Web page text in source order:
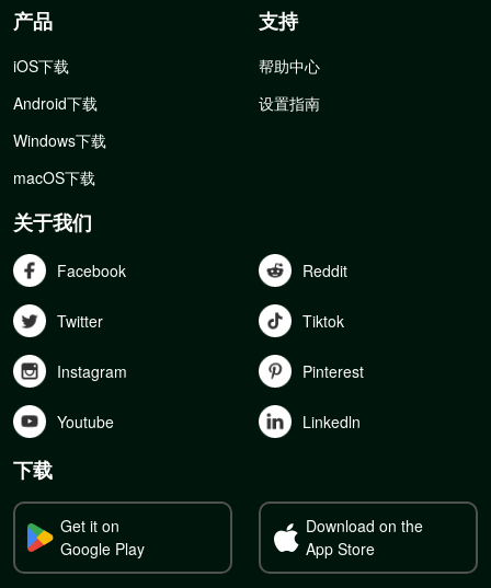
产品
iOS下载
Android下载
Windows下载
macOS下载
支持
帮助中心
设置指南
关于我们
Facebook Reddit
Twitter Tiktok
Instagram Pinterest
Youtube Linkedln
下载
Get it on
Google Play
Download on the
App Store